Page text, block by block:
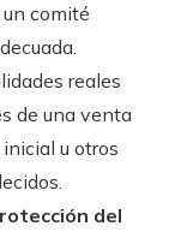
comité
reales
de una venta
u otros
del